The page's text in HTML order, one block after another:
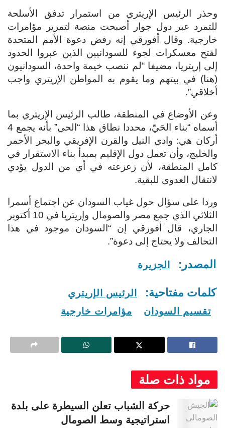
وحذر الرئيس الإريتري من استمرار تدفق الأسلحة
للتمرد عبر دول جوار أصبحت منصة لتمرير مؤامرات
خارجية. وقال أفورقي إنه رفض دعوة الأمم المتحدة
لفتح معسكرات لجوء للسودانيين الذين عبروا الحدود
إلى إريتريا، مضيفا “لم ننصب خيمة واحدة، السودانيون
(هنا) في بيتهم وما يقوم به المواطن الإريتري واجب
أخلاقي”.
وعن الأوضاع في المنطقة، طالب الرئيس الإريتري بما
أسماه “بناء الحَيّ، محددا نطاق هذا “الحي” بأنه يجمع 4
أركان هي: وادي النيل والقرن الإفريقي والبحر الأحمر
والخليج، وأن تعمل دول الإقليم بمبدأ بناء الاستقرار في
كامل المنطقة، لأن زعزعته في أي من الدول يؤدي
لانتقال العدوى للبقية.
وردا على سؤال حول غياب السودان عن اجتماع أسمرا
الثلاثي الذي جمع مصر والصومال وإريتريا في 10 أكتوبر
الجاري، قال أفورقي إن “السودان موجود في هذا
التحالف ولا يحتاج إلى دعوة”.
المصدر: الجزيرة
كلمات مفتاحية:
الرئيس الإريتري
تقسيم السودان
مؤامرات خارجية
مواد ذات صلة
حركة الشباب تعلن السيطرة على بلدة
استراتيجية وسط الصومال